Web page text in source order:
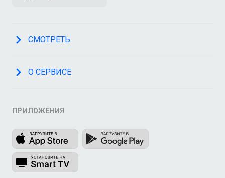
СМОТРЕТЬ
О СЕРВИСЕ
ПРИЛОЖЕНИЯ